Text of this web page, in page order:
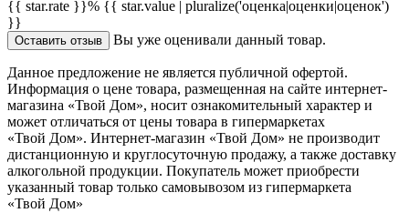
{{ star.rate }}% {{ star.value | pluralize('оценка|оценки|оценок')
}}
Оставить отзыв Вы уже оценивали данный товар.
Данное предложение не является публичной офертой.
Информация о цене товара, размещенная на сайте интернет-
магазина «Твой Дом», носит ознакомительный характер и
может отличаться от цены товара в гипермаркетах
«Твой Дом». Интернет-магазин «Твой Дом» не производит
дистанционную и круглосуточную продажу, а также доставку
алкогольной продукции. Покупатель может приобрести
указанный товар только самовывозом из гипермаркета
«Твой Дом»